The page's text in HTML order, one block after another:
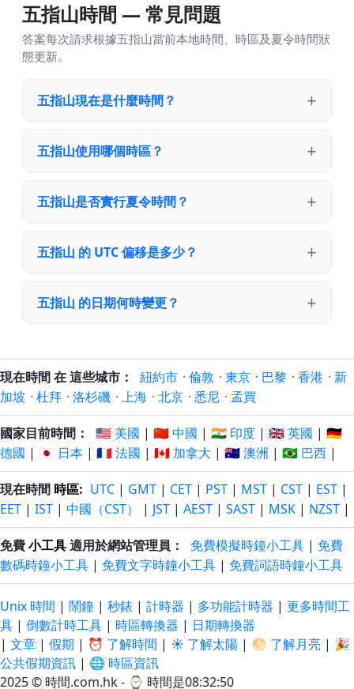
五指山時間 — 常見問題
答案每次請求根據五指山當前本地時間、時區及夏令時間狀
態更新。
五指山現在是什麼時間？
五指山使用哪個時區？
五指山是否實行夏令時間？
五指山 的 UTC 偏移是多少？
五指山 的日期何時變更？
現在時間 在 這些城市： 紐約市 · 倫敦 · 東京 · 巴黎 · 香港 · 新
加坡 · 杜拜 · 洛杉磯 · 上海 · 北京 · 悉尼 · 孟買
國家目前時間： 🇺🇸 美國 | 🇨🇳 中國 | 🇮🇳 印度 | 🇬🇧 英國 | 🇩🇪
德國 | 🇯🇵 日本 | 🇫🇷 法國 | 🇨🇦 加拿大 | 🇦🇺 澳洲 | 🇧🇷 巴西 |
現在時間 時區: UTC | GMT | CET | PST | MST | CST | EST |
EET | IST | 中國（CST） | JST | AEST | SAST | MSK | NZST |
免費小工具適用於網站管理員： 免費模擬時鐘小工具 | 免費
數碼時鐘小工具 | 免費文字時鐘小工具 | 免費詞語時鐘小工具
Unix 時間 | 鬧鐘 | 秒錶 | 計時器 | 多功能計時器 | 更多時間工
具 | 倒數計時工具 | 時區轉換器 | 日期轉換器
| 文章 | 假期 | ⏰ 了解時間 | ☀️ 了解太陽 | 🌕 了解月亮 | 🎉
公共假期資訊 | 🌐 時區資訊
2025 © 時間.com.hk - ⌚ 時間是08:32:50